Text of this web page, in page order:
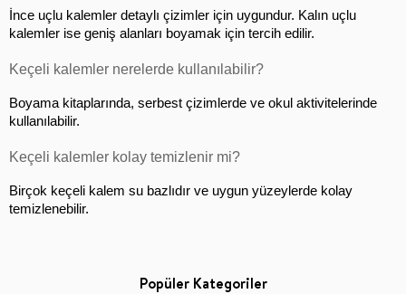
İnce uçlu kalemler detaylı çizimler için uygundur. Kalın uçlu
kalemler ise geniş alanları boyamak için tercih edilir.
Keçeli kalemler nerelerde kullanılabilir?
Boyama kitaplarında, serbest çizimlerde ve okul aktivitelerinde
kullanılabilir.
Keçeli kalemler kolay temizlenir mi?
Birçok keçeli kalem su bazlıdır ve uygun yüzeylerde kolay
temizlenebilir.
Popüler Kategoriler